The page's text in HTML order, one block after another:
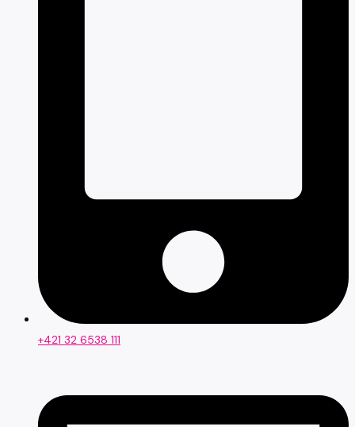
+421 32 6538 111